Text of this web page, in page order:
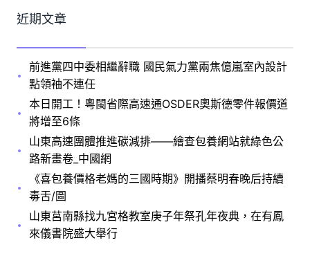
近期文章
前進黨四中委相繼辭職 國民氣力黨兩焦億嵐室內設計
點領袖不連任
本日開工！粵閩省際高速通OSDER奧斯德零件報價道
將增至6條
山東高速團體推進碳減排——繪查包養網站就綠色公
路新畫卷_中國網
《喜包養價格老媽的三國時期》開播蔡明春晚后持續
毒舌/圖
山東莒南縣找九宮格教室庚子年祭孔年夜典，在有鳳
來儀書院盛大舉行